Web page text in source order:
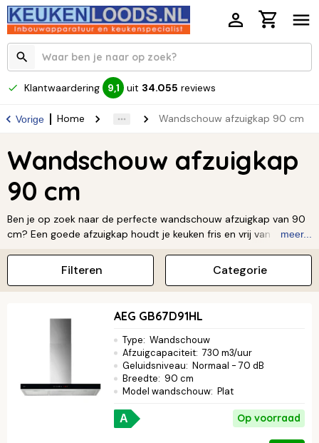
Klantwaardering 9,1 uit 34.055 reviews
Vorige Home Wandschouw afzuigkap 90 cm
Wandschouw afzuigkap
90 cm
Ben je op zoek naar de perfecte wandschouw afzuigkap van 90
cm? Een goede afzuigkap houdt je keuken fris en vrij van
bij jouw kookstijl en keukeninrichting. Onze afzuigkappen hebben
verschillende afzuigcapaciteiten en moderne designs. Zo weet je
zeker dat kookluchtjes meteen verdwijnen. Of je nu een passie
hebt voor koken of gewoon van lekker eten geniet, je verdient de
beste afzuigkap. Ontdek vandaag nog jouw ideale model en
maak je keuken compleet.
meer...
Categorie
Filteren
AEG GB67D91HL
Type: Wandschouw
Afzuigcapaciteit: 730 m3/uur
Geluidsniveau: Normaal - 70 dB
Breedte: 90 cm
Model wandschouw: Plat
A Op voorraad